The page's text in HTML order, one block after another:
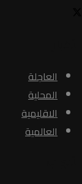
العاجلة
المحلية
الاقليمية
العالمية